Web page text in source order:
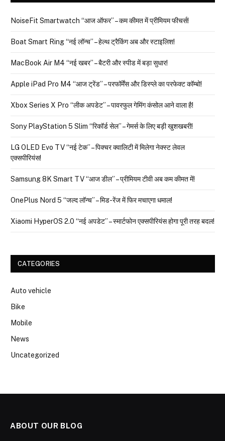
NoiseFit Smartwatch “आज ऑफर” – कम कीमत में प्रीमियम फीचर्स!
Boat Smart Ring “नई लॉन्च” – हेल्थ ट्रैकिंग अब और स्टाइलिश!
MacBook Air M4 “नई खबर” – बैटरी और स्पीड में बड़ा सुधार!
Apple iPad Pro M4 “आज ट्रेंड” – परफॉर्मेंस और डिस्प्ले का परफेक्ट कॉम्बो!
Xbox Series X Pro “लीक अपडेट” – पावरफुल गेमिंग कंसोल आने वाला है!
Sony PlayStation 5 Slim “रिकॉर्ड सेल” – गेमर्स के लिए बड़ी खुशखबरी!
LG OLED Evo TV “नई टेक” – पिक्चर क्वालिटी में मिलेगा नेक्स्ट लेवल
एक्सपीरियंस!
Samsung 8K Smart TV “आज डील” – प्रीमियम टीवी अब कम कीमत में!
OnePlus Nord 5 “जल्द लॉन्च” – मिड-रेंज में फिर मचाएगा धमाल!
Xiaomi HyperOS 2.0 “नई अपडेट” – स्मार्टफोन एक्सपीरियंस होगा पूरी तरह बदल!
CATEGORIES
Auto vehicle
Bike
Mobile
News
Uncategorized
ABOUT OUR BLOG